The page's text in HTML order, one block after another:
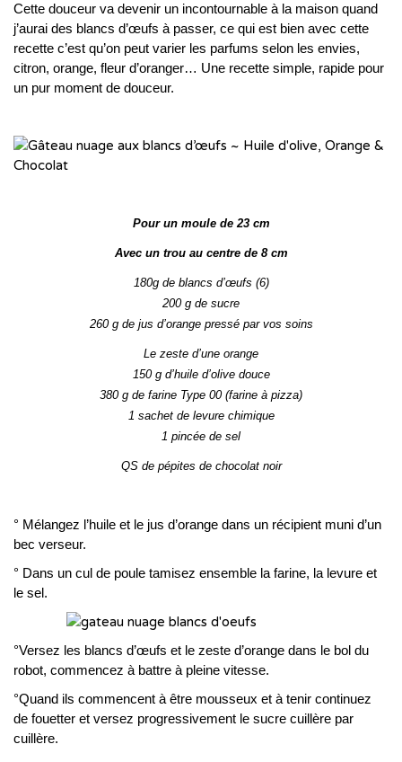
Cette douceur va devenir un incontournable à la maison quand
j’aurai des blancs d’œufs à passer, ce qui est bien avec cette
recette c’est qu’on peut varier les parfums selon les envies,
citron, orange, fleur d’oranger… Une recette simple, rapide pour
un pur moment de douceur.
Pour un moule de 23 cm
Avec un trou au centre de 8 cm
180g de blancs d’œufs (6)
200 g de sucre
260 g de jus d’orange pressé par vos soins
Le zeste d’une orange
150 g d’huile d’olive douce
380 g de farine Type 00 (farine à pizza)
1 sachet de levure chimique
1 pincée de sel
QS de pépites de chocolat noir
° Mélangez l’huile et le jus d’orange dans un récipient muni d’un
bec verseur.
° Dans un cul de poule tamisez ensemble la farine, la levure et
le sel.
°Versez les blancs d’œufs et le zeste d’orange dans le bol du
robot, commencez à battre à pleine vitesse.
°Quand ils commencent à être mousseux et à tenir continuez
de fouetter et versez progressivement le sucre cuillère par
cuillère.